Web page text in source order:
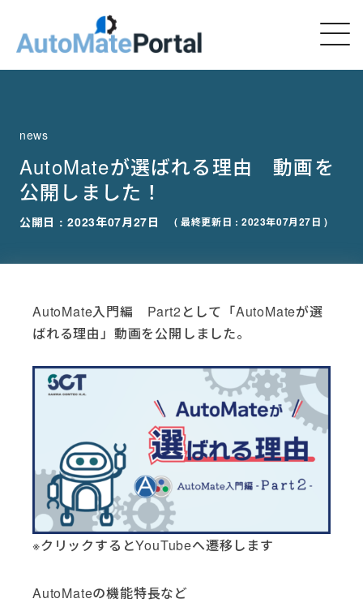
news
AutoMateが選ばれる理由 動画を
公開しました！
公開日 : 2023年07月27日 ( 最終更新日 : 2023年07月27日 )
AutoMate入門編 Part2として「AutoMateが選
ばれる理由」動画を公開しました。
※クリックするとYouTubeへ遷移します
AutoMateの機能特長など